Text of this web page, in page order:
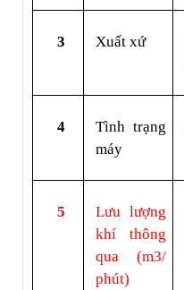
3 Xuất xứ
4
Tình trạng
máy
5
Lưu lượng
khí thông
qua (m3/
phút)